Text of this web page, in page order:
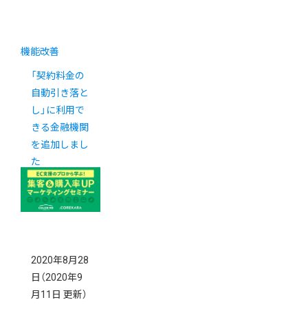
機能改善
「契約料金の
自動引き落と
し」に利用で
きる金融機関
を追加しまし
た
2020年8月28
日 （2020年9
月11日 更新）